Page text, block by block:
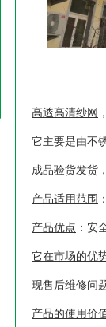
高透高清纱网
它主要是由不
成品验货发货
产品适用范围
产品优点 ：安
它在市场的优
现售后维修问
产品的使用价